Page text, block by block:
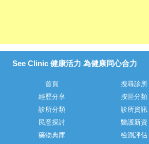
See Clinic 健康活力 為健康同心合力
首頁
搜尋診所
經歷分享
按區分類
診所分類
診所資訊
民意探討
醫護新資
藥物典庫
檢測評估